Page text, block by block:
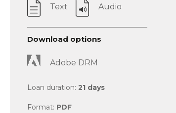
Text Audio
Download options
Adobe DRM
Loan duration: 21 days
Format: PDF